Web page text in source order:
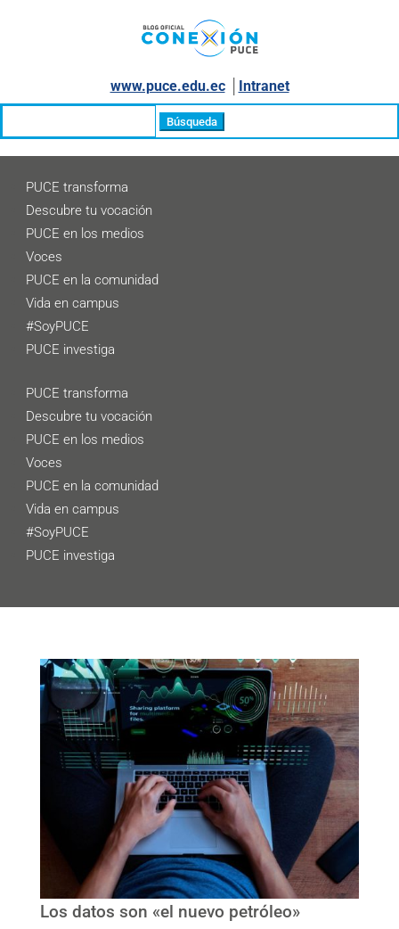
www.puce.edu.ec│ Intranet
PUCE transforma
Descubre tu vocación
PUCE en los medios
Voces
PUCE en la comunidad
Vida en campus
#SoyPUCE
PUCE investiga
PUCE transforma
Descubre tu vocación
PUCE en los medios
Voces
PUCE en la comunidad
Vida en campus
#SoyPUCE
PUCE investiga
Los datos son «el nuevo petróleo»